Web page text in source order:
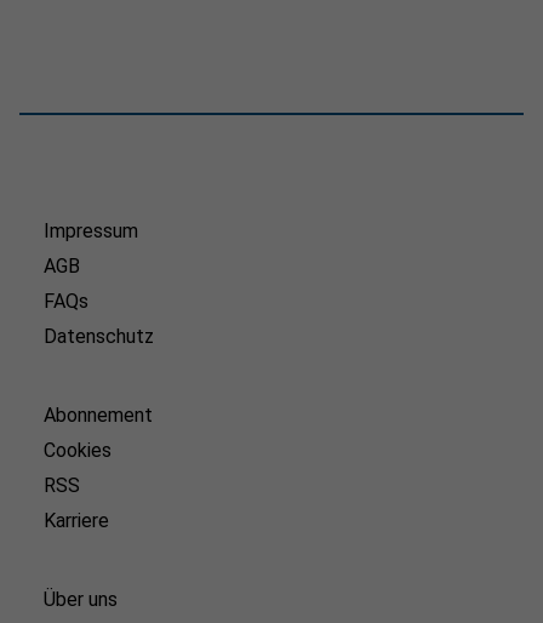
Impressum
AGB
FAQs
Datenschutz
Abonnement
Cookies
RSS
Karriere
Über uns